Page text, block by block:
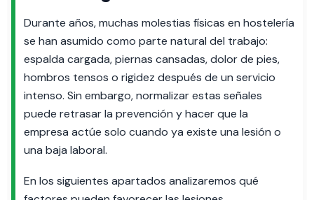
Durante años, muchas molestias físicas en hostelería
se han asumido como parte natural del trabajo:
espalda cargada, piernas cansadas, dolor de pies,
hombros tensos o rigidez después de un servicio
intenso. Sin embargo, normalizar estas señales
puede retrasar la prevención y hacer que la
empresa actúe solo cuando ya existe una lesión o
una baja laboral.
En los siguientes apartados analizaremos qué